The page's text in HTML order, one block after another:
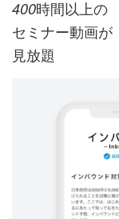
400時間以上の
セミナー動画が
見放題